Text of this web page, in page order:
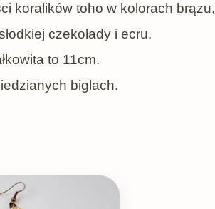
koralików toho w kolorach brązu,
czekolady i ecru.
to 11cm.
biglach.